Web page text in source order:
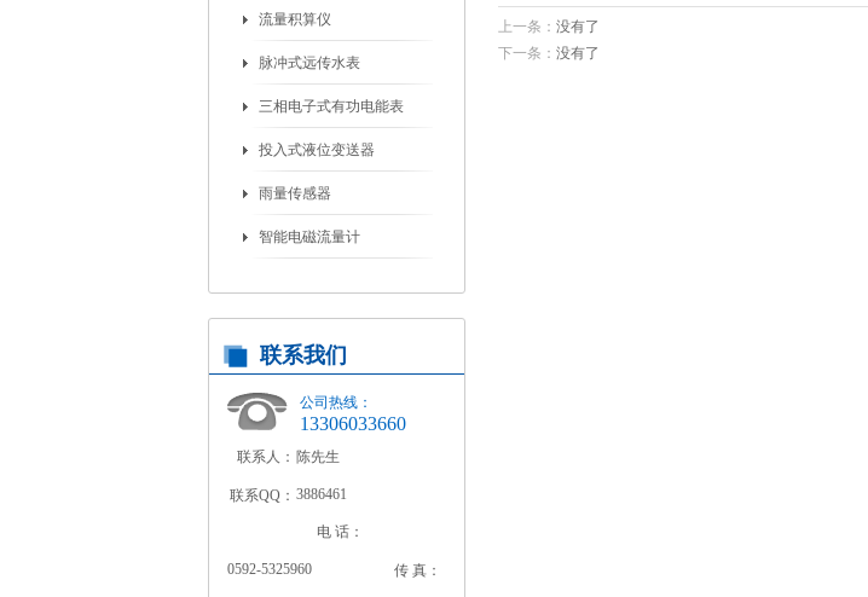
流量积算仪
脉冲式远传水表
三相电子式有功电能表
投入式液位变送器
雨量传感器
智能电磁流量计
联系我们
公司热线：
13306033660
联系人： 陈先生
联系QQ： 3886461
电 话：
0592-5325960 传 真：
上一条： 没有了
下一条： 没有了